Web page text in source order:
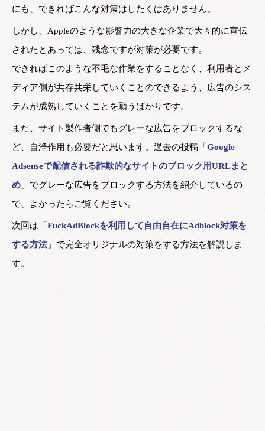
にも、できればこんな対策はしたくはありません。
しかし、Appleのような影響力の大きな企業で大々的に宣伝
されたとあっては、残念ですが対策が必要です。
できればこのような不毛な作業をすることなく、利用者とメ
ディア側が共存共栄していくことのできるよう、広告のシス
テムが成熟していくことを願うばかりです。
また、サイト製作者側でもグレーな広告をブロックするな
ど、自浄作用も必要だと思います。過去の投稿「 Google
Adsenseで配信される詐欺的なサイトのブロック用URLまと
め 」でグレーな広告をブロックする方法を紹介しているの
で、よかったらご覧ください。
次回は「 FuckAdBlockを利用して自由自在にAdblock対策を
する方法 」で完全オリジナルの対策をする方法を解説しま
す。